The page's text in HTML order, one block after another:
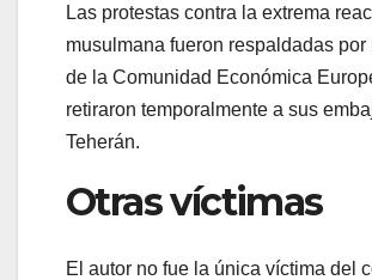
Las protestas contra la extrema
musulmana fueron respaldadas por
de la Comunidad Económica
retiraron temporalmente a sus
Teherán.
Otras víctimas
El autor no fue la única víctima del